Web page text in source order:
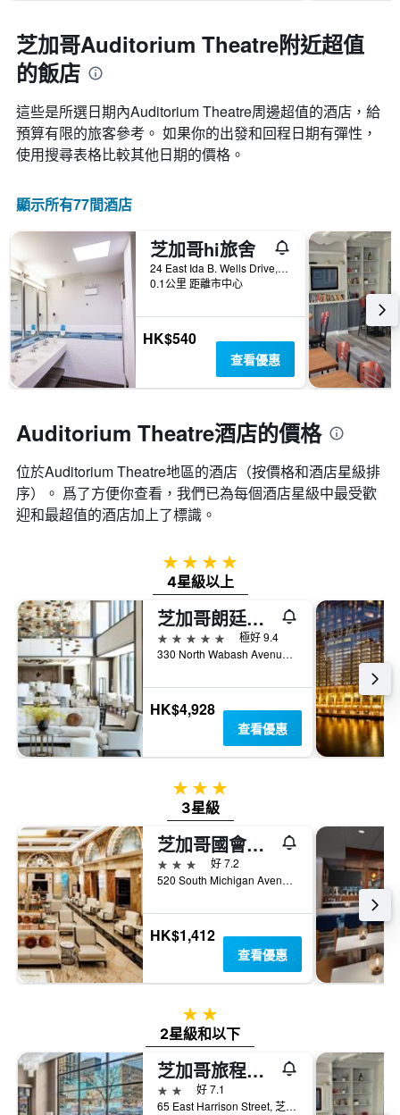
此
圖
表
具
有
1
條
Y
示
均
格
芝加哥Auditorium Theatre附近超值
的飯店
這些是所選日期內Auditorium Theatre​周邊超值的​酒店，給
預算有限的旅客參考。 如果你的出發和回程日期有彈性，
使用搜尋表格比較其他日期的價格。
顯示所有77間酒店
芝加哥hi旅舍
24 East Ida B. Wells Drive, 芝加哥, IL, 美國
0.1公里 距離市中心
HK$540
查看優惠
Auditorium Theatre酒店的價格
位於Auditorium Theatre​地區的酒店（按價格和酒店星級排
序）。 爲了方便你查看，我們已為每個酒店星級中最受歡
迎和最超值的酒店加上了標識。
4星級
4星級以上
芝加哥朗廷酒店
5星級
極好 9.4
330 North Wabash Avenue, 芝加哥, IL, 美國
HK$4,928
查看優惠
3星級
3星級
芝加哥國會廣場酒店
3星級
好 7.2
520 South Michigan Avenue, 芝加哥, IL, 美國
HK$1,412
查看優惠
2星級
2星級和以下
芝加哥旅程住宿酒店
2星級
好 7.1
65 East Harrison Street, 芝加哥, IL, 美國